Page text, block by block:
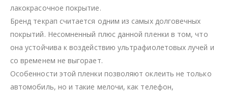
лакокрасочное покрытие.
Бренд текрап считается одним из самых долговечных
покрытий. Несомненный плюс данной пленки в том, что
она устойчива к воздействию ультрафиолетовых лучей и
со временем не выгорает.
Особенности этой пленки позволяют оклеить не только
автомобиль, но и такие мелочи, как телефон,